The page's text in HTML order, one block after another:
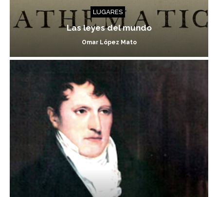
LUGARES
Las leyes del mundo
Omar López Mato